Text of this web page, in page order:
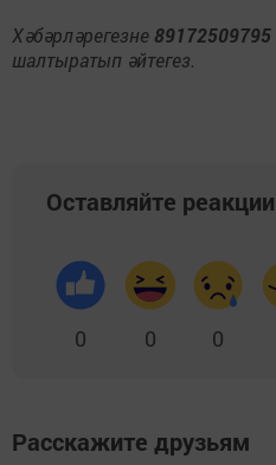
Хәбәрләрегезне 89172509795
шалтыратып әйтегез.
Оставляйте реакции
0 0 0
Расскажите друзьям